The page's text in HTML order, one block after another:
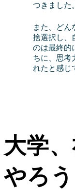
つきました。
また、どん
捨選択し、
のは最終的
ちに、思考
れたと感じ
大学
やろ